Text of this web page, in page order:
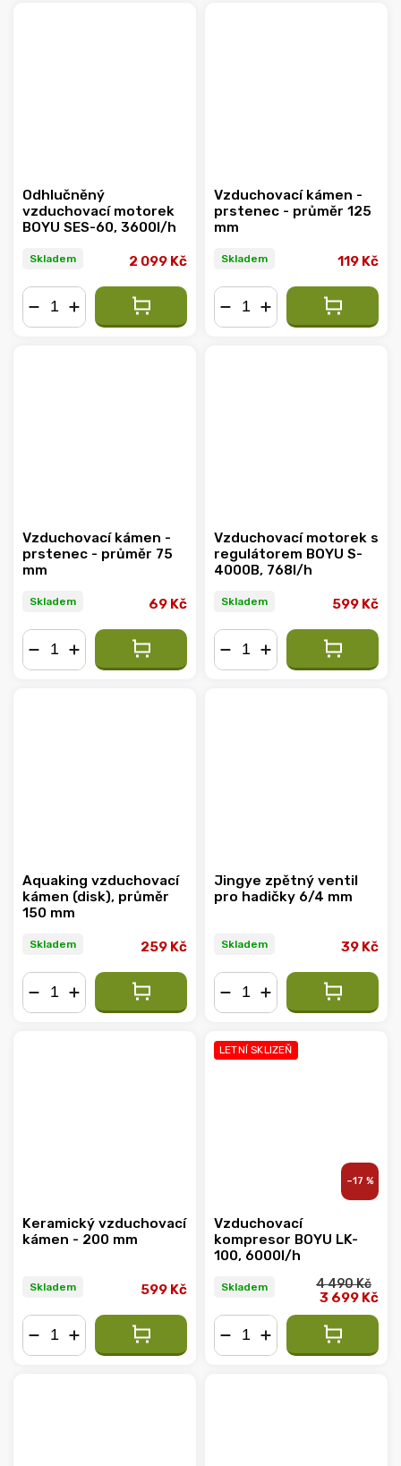
Odhlučněný
vzduchovací motorek
BOYU SES-60, 3600l/h
Skladem 2 099 Kč
Vzduchovací kámen -
prstenec - průměr 125
mm
Skladem 119 Kč
Vzduchovací kámen -
prstenec - průměr 75
mm
Skladem 69 Kč
Vzduchovací motorek s
regulátorem BOYU S-
4000B, 768l/h
Skladem 599 Kč
Aquaking vzduchovací
kámen (disk), průměr
150 mm
Skladem 259 Kč
Jingye zpětný ventil
pro hadičky 6/4 mm
Skladem 39 Kč
Keramický vzduchovací
kámen - 200 mm
Skladem 599 Kč
LETNÍ SKLIZEŇ
–17 %
Vzduchovací
kompresor BOYU LK-
100, 6000l/h
Skladem 4 490 Kč
3 699 Kč